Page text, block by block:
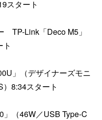
スタート
TP-Link「Deco M5」
」（デザイナーズモニ
8:34スタート
（46W／USB Type-C